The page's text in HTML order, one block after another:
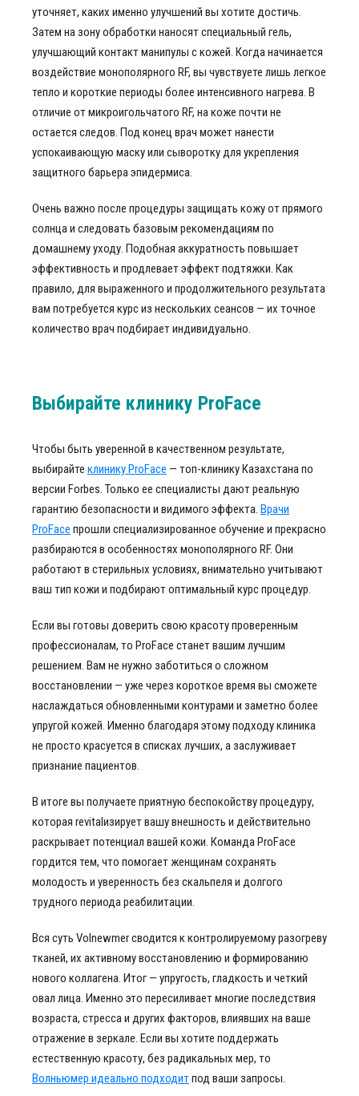
уточняет, каких именно улучшений вы хотите достичь.
Затем на зону обработки наносят специальный гель,
улучшающий контакт манипулы с кожей. Когда начинается
воздействие монополярного RF, вы чувствуете лишь легкое
тепло и короткие периоды более интенсивного нагрева. В
отличие от микроигольчатого RF, на коже почти не
остается следов. Под конец врач может нанести
успокаивающую маску или сыворотку для укрепления
защитного барьера эпидермиса.
Очень важно после процедуры защищать кожу от прямого
солнца и следовать базовым рекомендациям по
домашнему уходу. Подобная аккуратность повышает
эффективность и продлевает эффект подтяжки. Как
правило, для выраженного и продолжительного результата
вам потребуется курс из нескольких сеансов — их точное
количество врач подбирает индивидуально.
Выбирайте клинику ProFace
Чтобы быть уверенной в качественном результате,
выбирайте клинику ProFace — топ-клинику Казахстана по
версии Forbes. Только ее специалисты дают реальную
гарантию безопасности и видимого эффекта. Врачи
ProFace прошли специализированное обучение и прекрасно
разбираются в особенностях монополярного RF. Они
работают в стерильных условиях, внимательно учитывают
ваш тип кожи и подбирают оптимальный курс процедур.
Если вы готовы доверить свою красоту проверенным
профессионалам, то ProFace станет вашим лучшим
решением. Вам не нужно заботиться о сложном
восстановлении — уже через короткое время вы сможете
наслаждаться обновленными контурами и заметно более
упругой кожей. Именно благодаря этому подходу клиника
не просто красуется в списках лучших, а заслуживает
признание пациентов.
В итоге вы получаете приятную беспокойству процедуру,
которая revitalизирует вашу внешность и действительно
раскрывает потенциал вашей кожи. Команда ProFace
гордится тем, что помогает женщинам сохранять
молодость и уверенность без скальпеля и долгого
трудного периода реабилитации.
Вся суть Volnewmer сводится к контролируемому разогреву
тканей, их активному восстановлению и формированию
нового коллагена. Итог — упругость, гладкость и четкий
овал лица. Именно это пересиливает многие последствия
возраста, стресса и других факторов, влиявших на ваше
отражение в зеркале. Если вы хотите поддержать
естественную красоту, без радикальных мер, то
Волньюмер идеально подходитпод ваши запросы.